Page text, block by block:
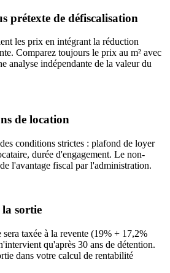
prétexte de défiscalisation
les prix en intégrant la réduction
Comparez toujours le prix au m² avec
analyse indépendante de la valeur du
de location
conditions strictes : plafond de loyer
durée d'engagement. Le non-
l'avantage fiscal par l'administration.
sortie
taxée à la revente (19% + 17,2%
qu'après 30 ans de détention.
dans votre calcul de rentabilité